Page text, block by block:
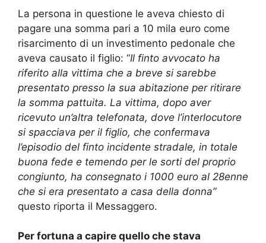
La persona in questione le aveva chiesto di
pagare una somma pari a 10 mila euro come
risarcimento di un investimento pedonale che
aveva causato il figlio: “Il finto avvocato ha
riferito alla vittima che a breve si sarebbe
presentato presso la sua abitazione per ritirare
la somma pattuita. La vittima, dopo aver
ricevuto un’altra telefonata, dove l’interlocutore
si spacciava per il figlio, che confermava
l’episodio del finto incidente stradale, in totale
buona fede e temendo per le sorti del proprio
congiunto, ha consegnato i 1000 euro al 28enne
che si era presentato a casa della donna”
questo riporta il Messaggero.
Per fortuna a capire quello che stava